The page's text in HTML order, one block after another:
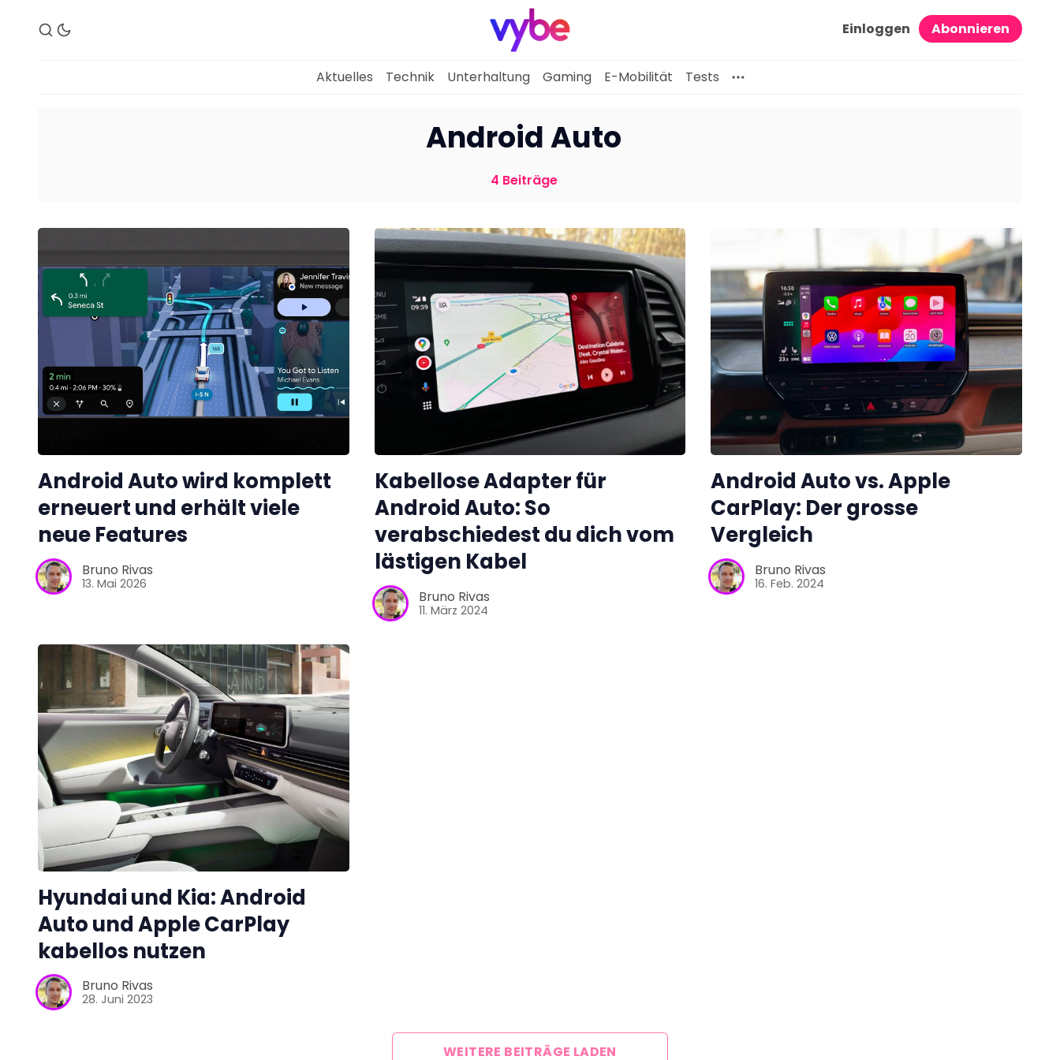
Gaming
E-Mobilität
Tests
Team
Zusammenarbeit
Kontakt
Einloggen Abonnieren
Aktuelles Technik Unterhaltung Gaming E-Mobilität Tests
Android Auto
4 Beiträge
Android Auto wird komplett
erneuert und erhält viele
neue Features
Bruno Rivas
13. Mai 2026
Kabellose Adapter für
Android Auto: So
verabschiedest du dich vom
lästigen Kabel
Bruno Rivas
11. März 2024
Android Auto vs. Apple
CarPlay: Der grosse
Vergleich
Bruno Rivas
16. Feb. 2024
Hyundai und Kia: Android
Auto und Apple CarPlay
kabellos nutzen
Bruno Rivas
28. Juni 2023
WEITERE BEITRÄGE LADEN